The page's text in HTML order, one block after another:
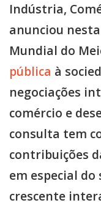
Indústria,
anunciou
Mundial do
pública à
negociações
comércio e
consulta tem
contribuições
em especial
crescente